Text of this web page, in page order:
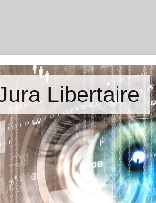
Libertaire